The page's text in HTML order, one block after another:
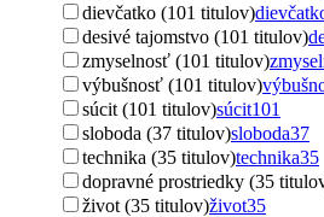
dievčatko (101 titulov)
desivé tajomstvo (101 titulov)
zmyselnosť (101 titulov)
výbušnosť (101 titulov)
súcit (101 titulov)súcit101
sloboda (37 titulov)sloboda37
technika (35 titulov)technika35
dopravné prostriedky (35
život (35 titulov)život35